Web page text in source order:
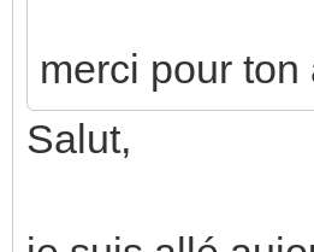
merci pour ton
Salut,